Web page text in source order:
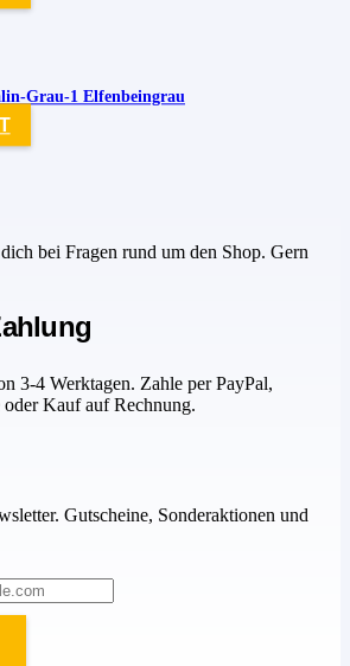
Grau-1 Elfenbeingrau
bei Fragen rund um den Shop. Gern
3-4 Werktagen. Zahle per PayPal,
Kauf auf Rechnung.
Gutscheine, Sonderaktionen und